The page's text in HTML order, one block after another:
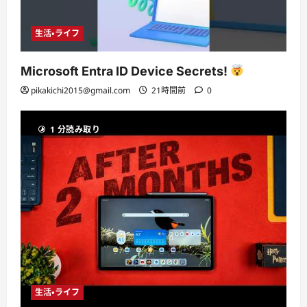
生活・ライフ
Microsoft Entra ID Device Secrets!
pikakichi2015@gmail.com 21時間前 0
1 分読み取り
生活・ライフ